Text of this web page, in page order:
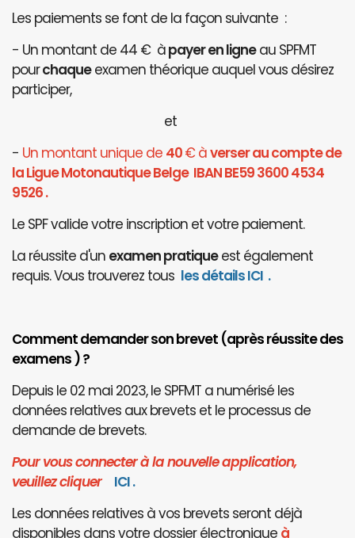
Les paiements se font de la façon suivante :
- Un montant de 44 € àpayer en ligneau SPFMT
pourchaqueexamen théorique auquel vous désirez
participer,
et
- Un montant unique de 40€ àverser au compte de
la Ligue Motonautique Belge IBAN BE59 3600 4534
9526 .
Le SPF valide votre inscription et votre paiement.
La réussite d'un examen pratiqueest également
requis. Vous trouverez tous les détails ICI .
Comment demander son brevet (après réussite des
examens ) ?
Depuis le 02 mai 2023, le SPFMT a numérisé les
données relatives aux brevets et le processus de
demande de brevets.
Pour vous connecter à la nouvelle application,
veuillez cliquer ICI.
Les données relatives à vos brevets seront déjà
disponibles dans votre dossier électronique à